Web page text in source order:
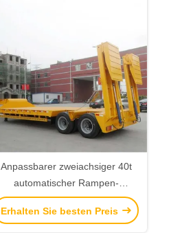
Anpassbarer zweiachsiger 40t
automatischer Rampen-
Tiefbettanhänger für
Schwerlasttransport
Erhalten Sie besten Preis